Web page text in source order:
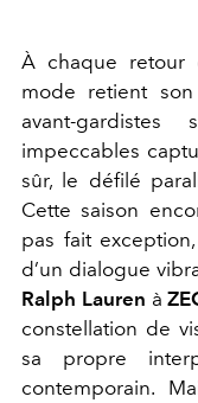
À chaque
mode retient
avant-
impeccables
sûr, le défilé
Cette saison
pas fait
d’un dialogue
Ralph Lauren à
constellation de
sa propre
contemporain.